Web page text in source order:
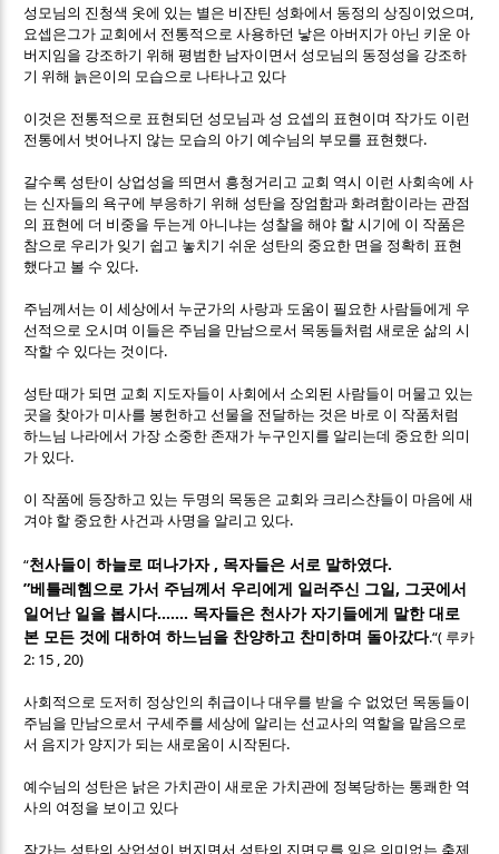
성모님의 진청색 옷에 있는 별은 비쟌틴 성화에서 동정의 상징이었으며 ,
요셉은그가 교회에서 전통적으로 사용하던 낳은 아버지가 아닌 키운 아
버지임을 강조하기 위해 평범한 남자이면서 성모님의 동정성을 강조하
기 위해 늙은이의 모습으로 나타나고 있다
이것은 전통적으로 표현되던 성모님과 성 요셉의 표현이며 작가도 이런
전통에서 벗어나지 않는 모습의 아기 예수님의 부모를 표현했다.
갈수록 성탄이 상업성을 띄면서 흥청거리고 교회 역시 이런 사회속에 사
는 신자들의 욕구에 부응하기 위해 성탄을 장엄함과 화려함이라는 관점
의 표현에 더 비중을 두는게 아니냐는 성찰을 해야 할 시기에 이 작품은
참으로 우리가 잊기 쉽고 놓치기 쉬운 성탄의 중요한 면을 정확히 표현
했다고 볼 수 있다.
주님께서는 이 세상에서 누군가의 사랑과 도움이 필요한 사람들에게 우
선적으로 오시며 이들은 주님을 만남으로서 목동들처럼 새로운 삶의 시
작할 수 있다는 것이다.
성탄 때가 되면 교회 지도자들이 사회에서 소외된 사람들이 머물고 있는
곳을 찾아가 미사를 봉헌하고 선물을 전달하는 것은 바로 이 작품처럼
하느님 나라에서 가장 소중한 존재가 누구인지를 알리는데 중요한 의미
가 있다.
이 작품에 등장하고 있는 두명의 목동은 교회와 크리스챤들이 마음에 새
겨야 할 중요한 사건과 사명을 알리고 있다.
“천사들이 하늘로 떠나가자 , 목자들은 서로 말하였다.
”베틀레헴으로 가서 주님께서 우리에게 일러주신 그일 , 그곳에서
일어난 일을 봅시다....... 목자들은 천사가 자기들에게 말한 대로
본 모든 것에 대하여 하느님을 찬양하고 찬미하며 돌아갔다.“( 루카
2: 15 , 20)
사회적으로 도저히 정상인의 취급이나 대우를 받을 수 없었던 목동들이
주님을 만남으로서 구세주를 세상에 알리는 선교사의 역할을 맡음으로
서 음지가 양지가 되는 새로움이 시작된다.
예수님의 성탄은 낡은 가치관이 새로운 가치관에 정복당하는 통쾌한 역
사의 여정을 보이고 있다
작가는 성탄의 상업성이 번지면서 성탄의 진면모를 잊은 의미없는 축제